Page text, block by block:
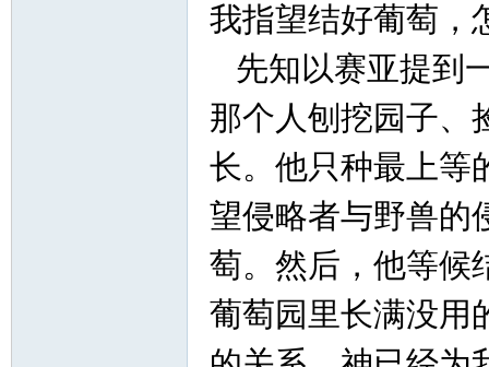
我指望结好葡萄，
先知以赛亚提到
那个人刨挖园子、
长。他只种最上等
望侵略者与野兽的
萄。然后，他等候
葡萄园里长满没用